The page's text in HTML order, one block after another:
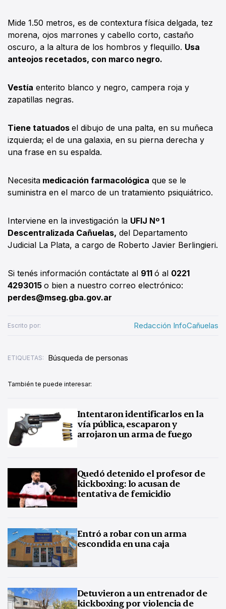
Mide 1.50 metros, es de contextura física delgada, tez
morena, ojos marrones y cabello corto, castaño
oscuro, a la altura de los hombros y flequillo. Usa
anteojos recetados, con marco negro.
Vestía enterito blanco y negro, campera roja y
zapatillas negras.
Tiene tatuados el dibujo de una palta, en su muñeca
izquierda; el de una galaxia, en su pierna derecha y
una frase en su espalda.
Necesita medicación farmacológica que se le
suministra en el marco de un tratamiento psiquiátrico.
Interviene en la investigación la UFIJ Nº 1
Descentralizada Cañuelas, del Departamento
Judicial La Plata, a cargo de Roberto Javier Berlingieri.
Si tenés información contáctate al 911 ó al 0221
4293015 o bien a nuestro correo electrónico:
perdes@mseg.gba.gov.ar
Escrito por: Redacción InfoCañuelas
ETIQUETAS: Búsqueda de personas
También te puede interesar:
Intentaron identificarlos en la
vía pública, escaparon y
arrojaron un arma de fuego
Quedó detenido el profesor de
kickboxing: lo acusan de
tentativa de femicidio
Entró a robar con un arma
escondida en una caja
Detuvieron a un entrenador de
kickboxing por violencia de